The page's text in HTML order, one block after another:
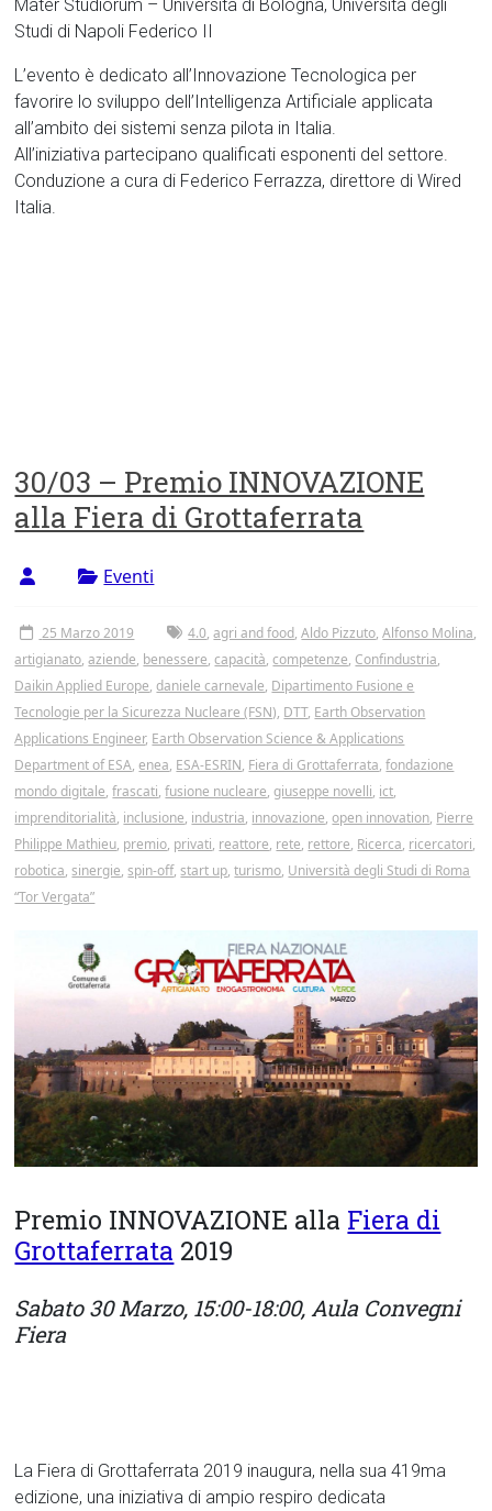
Mater Studiorum – Università di Bologna, Università degli
Studi di Napoli Federico II
L’evento è dedicato all’Innovazione Tecnologica per
favorire lo sviluppo dell’Intelligenza Artificiale applicata
all’ambito dei sistemi senza pilota in Italia.
All’iniziativa partecipano qualificati esponenti del settore.
Conduzione a cura di Federico Ferrazza, direttore di Wired
Italia.
30/03 – Premio INNOVAZIONE
alla Fiera di Grottaferrata
Eventi
25 Marzo 2019 4.0,agri and food,Aldo Pizzuto,Alfonso Molina,
artigianato,aziende, benessere,capacità,competenze, Confindustria,
Daikin Applied Europe,daniele carnevale, Dipartimento Fusione e
Tecnologie per la Sicurezza Nucleare (FSN), DTT, Earth Observation
Applications Engineer, Earth Observation Science & Applications
Department of ESA,enea, ESA-ESRIN, Fiera di Grottaferrata,fondazione
mondo digitale,frascati,fusione nucleare,giuseppe novelli, ict,
imprenditorialità, inclusione, industria, innovazione,open innovation, Pierre
Philippe Mathieu, premio, privati, reattore, rete, rettore, Ricerca, ricercatori,
robotica,sinergie,spin-off,start up,turismo, Università degli Studi di Roma
“Tor Vergata”
Premio INNOVAZIONE alla Fiera di
Grottaferrata 2019
Sabato 30 Marzo, 15:00-18:00, Aula Convegni
Fiera
La Fiera di Grottaferrata 2019 inaugura, nella sua 419ma
edizione, una iniziativa di ampio respiro dedicata